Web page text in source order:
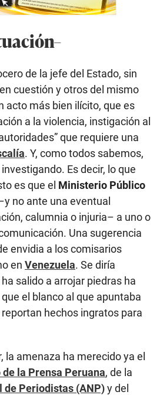
de la jefe del Estado, sin
cuestión y otros del mismo
acto más bien ilícito, que es
a la violencia, instigación al
que requiere una
. Y, como todos sabemos,
Es decir, lo que
es que el Ministerio Público
no ante una eventual
calumnia o injuria– a uno o
Una sugerencia
envidia a los comisarios
en Venezuela. Se diría
salido a arrojar piedras ha
el blanco al que apuntaba
hechos ingratos para
la amenaza ha merecido ya el
de la Prensa Peruana, de la
de Periodistas (ANP)y del